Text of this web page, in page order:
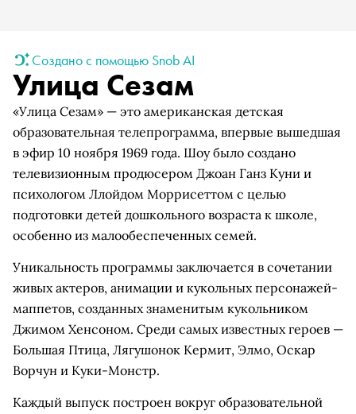
Создано с помощью Snob AI
Улица Сезам
«Улица Сезам» — это американская детская
образовательная телепрограмма, впервые вышедшая
в эфир 10 ноября 1969 года. Шоу было создано
телевизионным продюсером Джоан Ганз Куни и
психологом Ллойдом Моррисеттом с целью
подготовки детей дошкольного возраста к школе,
особенно из малообеспеченных семей.
Уникальность программы заключается в сочетании
живых актеров, анимации и кукольных персонажей-
маппетов, созданных знаменитым кукольником
Джимом Хенсоном. Среди самых известных героев —
Большая Птица, Лягушонок Кермит, Элмо, Оскар
Ворчун и Куки-Монстр.
Каждый выпуск построен вокруг образовательной